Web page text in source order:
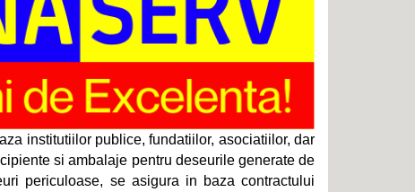
institutiilor publice, fundatiilor, asociatiilor, dar
si ambalaje pentru deseurile generate de
periculoase, se asigura in baza contractului